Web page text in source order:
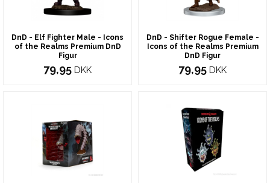
DnD - Elf Fighter Male - Icons
of the Realms Premium DnD
Figur
79,95 DKK
DnD - Shifter Rogue Female -
Icons of the Realms Premium
DnD Figur
79,95 DKK